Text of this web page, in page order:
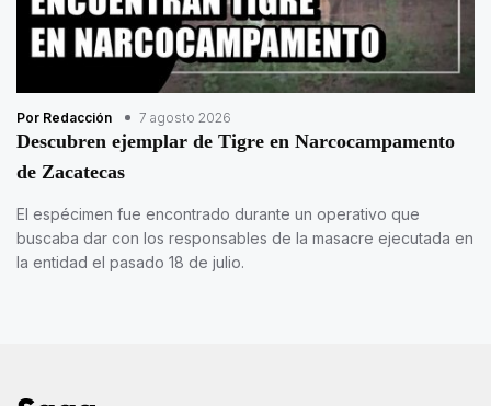
Por Redacción 7 agosto 2026
Descubren ejemplar de Tigre en Narcocampamento
de Zacatecas
El espécimen fue encontrado durante un operativo que
buscaba dar con los responsables de la masacre ejecutada en
la entidad el pasado 18 de julio.